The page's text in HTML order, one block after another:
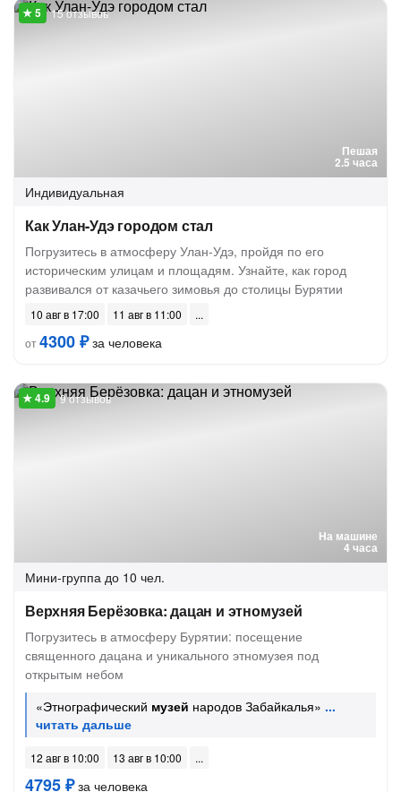
Пешая
2.5 часа
15 отзывов
Индивидуальная
Как Улан-Удэ городом стал
Погрузитесь в атмосферу Улан-Удэ, пройдя по его
историческим улицам и площадям. Узнайте, как город
развивался от казачьего зимовья до столицы Бурятии
10 авг в 17:00
11 авг в 11:00
от4300 ₽за человека
На машине
4 часа
9 отзывов
Мини-группа до 10 чел.
Верхняя Берёзовка: дацан и этномузей
Погрузитесь в атмосферу Бурятии: посещение
священного дацана и уникального этномузея под
открытым небом
«Этнографический музей народов Забайкалья»
12 авг в 10:00 13 авг в 10:00
4795 ₽за человека